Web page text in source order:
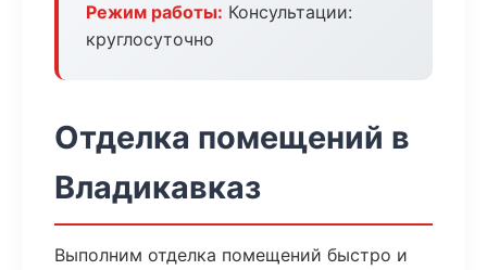
Режим работы: Консультации:
круглосуточно
Отделка помещений в
Владикавказ
Выполним отделка помещений быстро и